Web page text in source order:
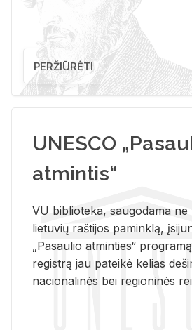
PERŽIŪRĖTI
UNESCO
atmintis“
VU biblioteka, saugodama ne
lietuvių raštijos paminklą,
„Pasaulio atminties“
registrą jau pateikė kelias
nacionalinės bei regioninės